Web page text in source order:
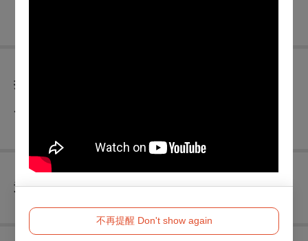
不再提醒 Don't show again
折扣方案
◆ 工作坊費用：13,500元／人（不含餐費）
退換須知 查看